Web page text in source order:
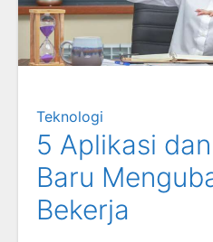
Teknologi
5 Aplikasi
Baru
Bekerja